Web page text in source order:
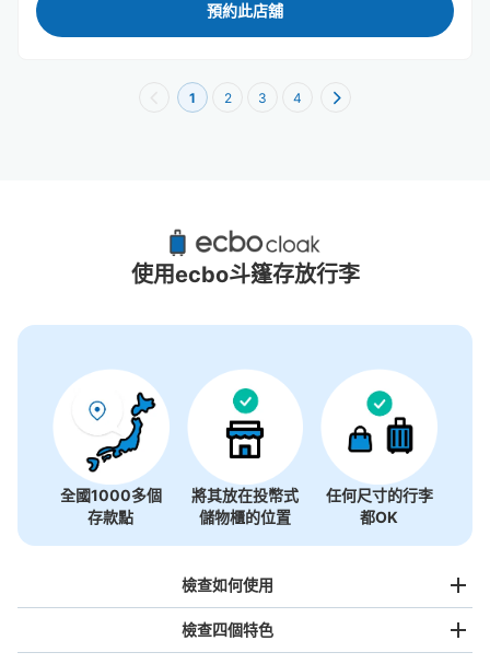
預約此店舖
1 2 3 4
三宮站附近推薦的寄物櫃
19個投幣式置物櫃
使用ecbo斗篷存放行李
全國1000多個
存款點
將其放在投幣式
儲物櫃的位置
任何尺寸的行李
都OK
檢查如何使用
檢查四個特色